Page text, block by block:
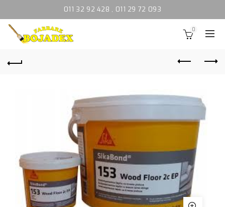
011 32 92 428 , 011 29 72 093
0